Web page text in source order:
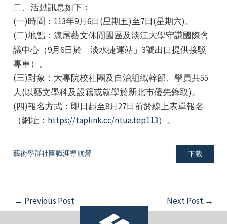
二、活動訊息如下：
(一)時間：113年9月6日(星期五)至7日(星期六)。
(二)地點：滬尾藝文休閒園區及淡江大學守謙國際會
議中心（9月6日於「淡水捷運站」3號出口提供接駁
專車）。
(三)對象：大專院校社團及自治組織幹部、學員共55
人(以藝文學科及設籍或就學於新北市優先錄取)。
(四)報名方式：即日起至8月27日前於線上表單報名
（網址： https://taplink.cc/ntua.tep113）。
藝術學群社團職涯導航營 下載
Post
navigation
← Previous Post Next Post →